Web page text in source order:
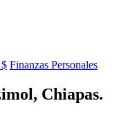
Finanzas Personales
Chiapas.